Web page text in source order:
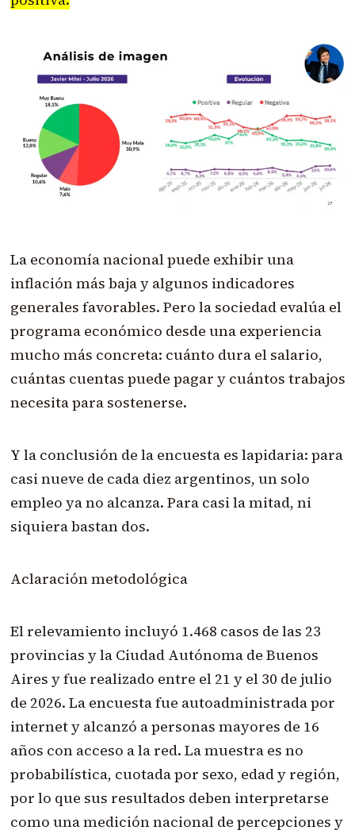
La economía nacional puede exhibir una
inflación más baja y algunos indicadores
generales favorables. Pero la sociedad evalúa el
programa económico desde una experiencia
mucho más concreta: cuánto dura el salario,
cuántas cuentas puede pagar y cuántos trabajos
necesita para sostenerse.
Y la conclusión de la encuesta es lapidaria: para
casi nueve de cada diez argentinos, un solo
empleo ya no alcanza. Para casi la mitad, ni
siquiera bastan dos.
Aclaración metodológica
El relevamiento incluyó 1.468 casos de las 23
provincias y la Ciudad Autónoma de Buenos
Aires y fue realizado entre el 21 y el 30 de julio
de 2026. La encuesta fue autoadministrada por
internet y alcanzó a personas mayores de 16
años con acceso a la red. La muestra es no
probabilística, cuotada por sexo, edad y región,
por lo que sus resultados deben interpretarse
como una medición nacional de percepciones y